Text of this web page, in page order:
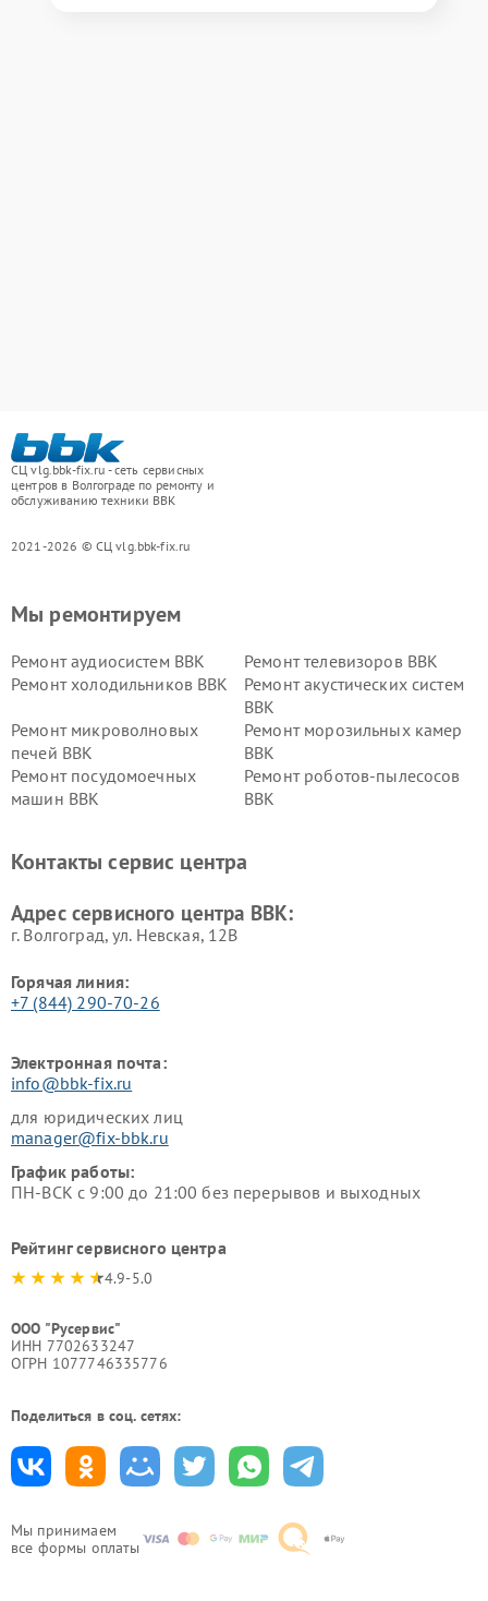
СЦ vlg.bbk-fix.ru - сеть сервисных
центров в Волгограде по ремонту и
обслуживанию техники BBK
2021-2026 © СЦ vlg.bbk-fix.ru
Мы принимаем
все формы оплаты
Мы ремонтируем
Ремонт аудиосистем BBK
Ремонт телевизоров BBK
Ремонт холодильников BBK
Ремонт акустических систем
BBK
Ремонт микроволновых
печей BBK
Ремонт морозильных камер
BBK
Ремонт посудомоечных
машин BBK
Ремонт роботов-пылесосов
BBK
Ремонт винных шкафов BBK
Контакты сервис центра
Адрес сервисного центра BBK:
г. Волгоград, ул. Невская, 12В
Горячая линия:
+7 (844) 290-70-26
Электронная почта:
info@bbk-fix.ru
для юридических лиц
manager@fix-bbk.ru
График работы:
ПН-ВСК с 9:00 до 21:00 без перерывов и выходных
Рейтинг сервисного центра
4.9-5.0
ООО "Русервис"
ИНН 7702633247
ОГРН 1077746335776
Поделиться в соц. сетях: